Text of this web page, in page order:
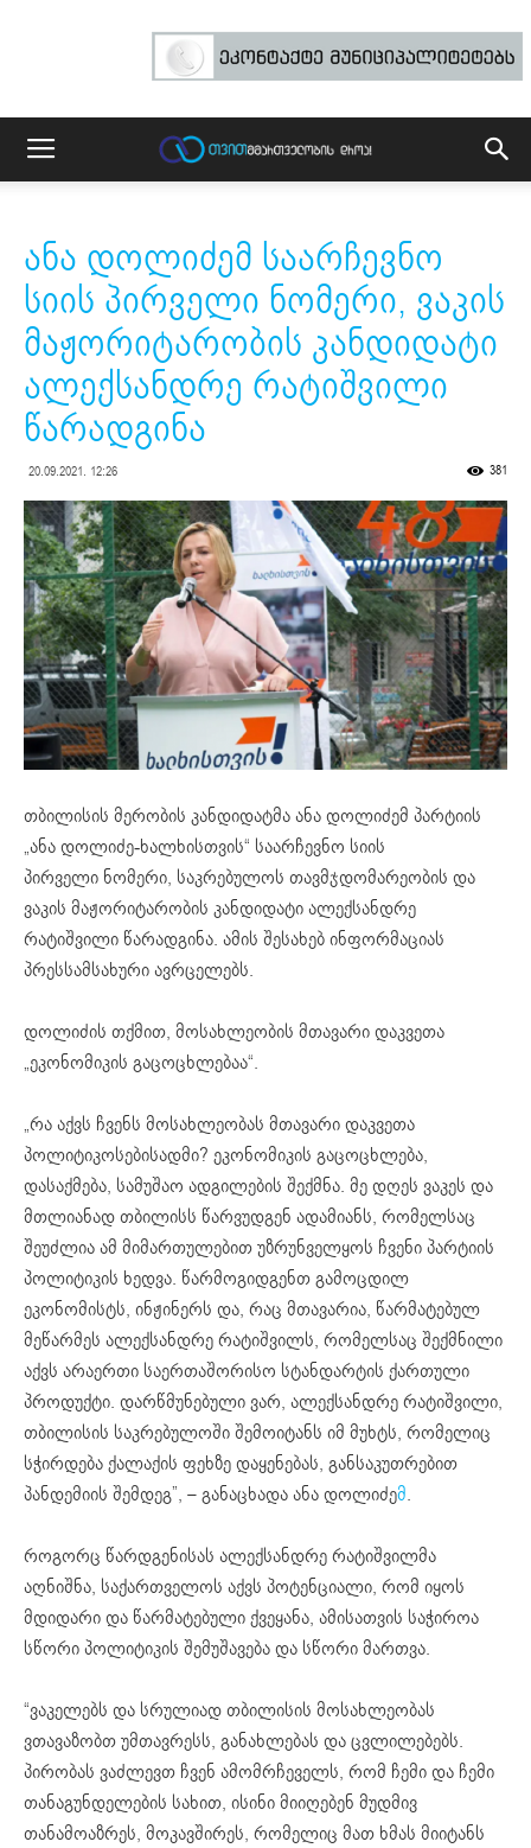
ანა დოლიძემ საარჩევნო
სიის პირველი ნომერი, ვაკის
მაჟორიტარობის კანდიდატი
ალექსანდრე რატიშვილი
წარადგინა
20.09.2021. 12:26 381
თბილისის მერობის კანდიდატმა ანა დოლიძემ პარტიის
„ანა დოლიძე-ხალხისთვის“ საარჩევნო სიის
პირველი ნომერი, საკრებულოს თავმჯდომარეობის და
ვაკის მაჟორიტარობის კანდიდატი ალექსანდრე
რატიშვილი წარადგინა. ამის შესახებ ინფორმაციას
პრესსამსახური ავრცელებს.
დოლიძის თქმით, მოსახლეობის მთავარი დაკვეთა
„ეკონომიკის გაცოცხლებაა“.
„რა აქვს ჩვენს მოსახლეობას მთავარი დაკვეთა
პოლიტიკოსებისადმი? ეკონომიკის გაცოცხლება,
დასაქმება, სამუშაო ადგილების შექმნა. მე დღეს ვაკეს და
მთლიანად თბილისს წარვუდგენ ადამიანს, რომელსაც
შეუძლია ამ მიმართულებით უზრუნველყოს ჩვენი პარტიის
პოლიტიკის ხედვა. წარმოგიდგენთ გამოცდილ
ეკონომისტს, ინჟინერს და, რაც მთავარია, წარმატებულ
მეწარმეს ალექსანდრე რატიშვილს, რომელსაც შექმნილი
აქვს არაერთი საერთაშორისო სტანდარტის ქართული
პროდუქტი. დარწმუნებული ვარ, ალექსანდრე რატიშვილი,
თბილისის საკრებულოში შემოიტანს იმ მუხტს, რომელიც
სჭირდება ქალაქის ფეხზე დაყენებას, განსაკუთრებით
პანდემიის შემდეგ”, – განაცხადა ანა დოლიძემ.
როგორც წარდგენისას ალექსანდრე რატიშვილმა
აღნიშნა, საქართველოს აქვს პოტენციალი, რომ იყოს
მდიდარი და წარმატებული ქვეყანა, ამისათვის საჭიროა
სწორი პოლიტიკის შემუშავება და სწორი მართვა.
“ვაკელებს და სრულიად თბილისის მოსახლეობას
ვთავაზობთ უმთავრესს, განახლებას და ცვლილებებს.
პირობას ვაძლევთ ჩვენ ამომრჩეველს, რომ ჩემი და ჩემი
თანაგუნდელების სახით, ისინი მიიღებენ მუდმივ
თანამოაზრეს, მოკავშირეს, რომელიც მათ ხმას მიიტანს